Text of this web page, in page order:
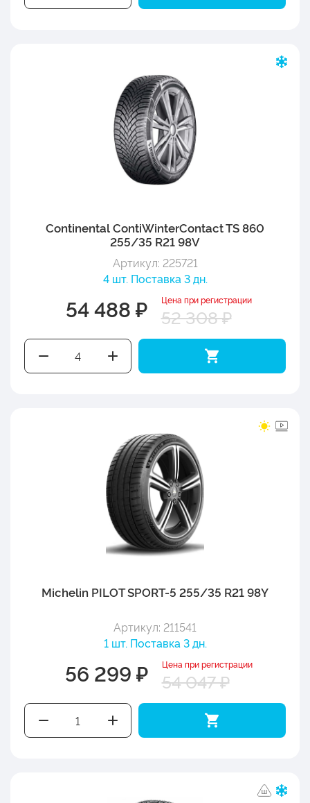
Continental ContiWinterContact TS 860
255/35 R21 98V
Артикул: 225721
4 шт. Поставка 3 дн.
54 488 ₽ Цена при регистрации
52 308 ₽
Michelin PILOT SPORT-5 255/35 R21 98Y
Артикул: 211541
1 шт. Поставка 3 дн.
56 299 ₽ Цена при регистрации
54 047 ₽